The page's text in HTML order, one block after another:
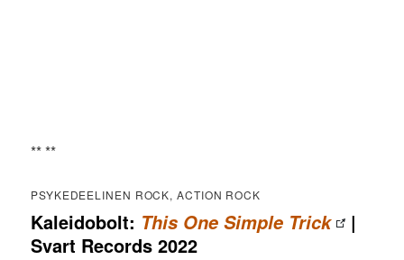
** **
PSYKEDEELINEN ROCK, ACTION ROCK
Kaleidobolt: This One Simple Trick
|
Svart Records 2022